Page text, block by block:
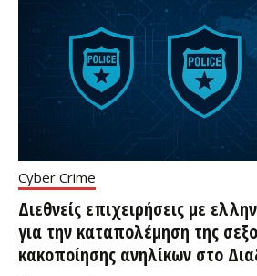
Cyber Crime
Διεθνείς επιχειρήσεις με
για την καταπολέμηση της
κακοποίησης ανηλίκων στο